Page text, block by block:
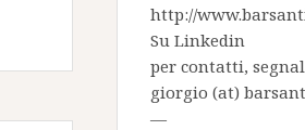
http://
Su Linkedin
per contatti,
giorgio (at)
—